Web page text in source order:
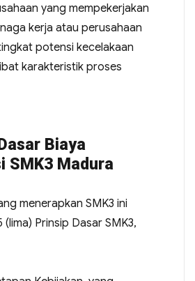
yang mempekerjakan
kerja atau perusahaan
potensi kecelakaan
karakteristik proses
Biaya
SMK3 Madura
menerapkan SMK3 ini
(lima) Prinsip Dasar SMK3,